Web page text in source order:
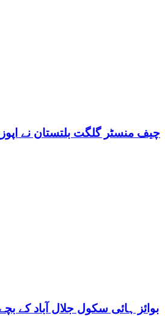
چیف منسٹر گلگت بلتستان نے
بوائز ہائی سکول جلال آباد کے